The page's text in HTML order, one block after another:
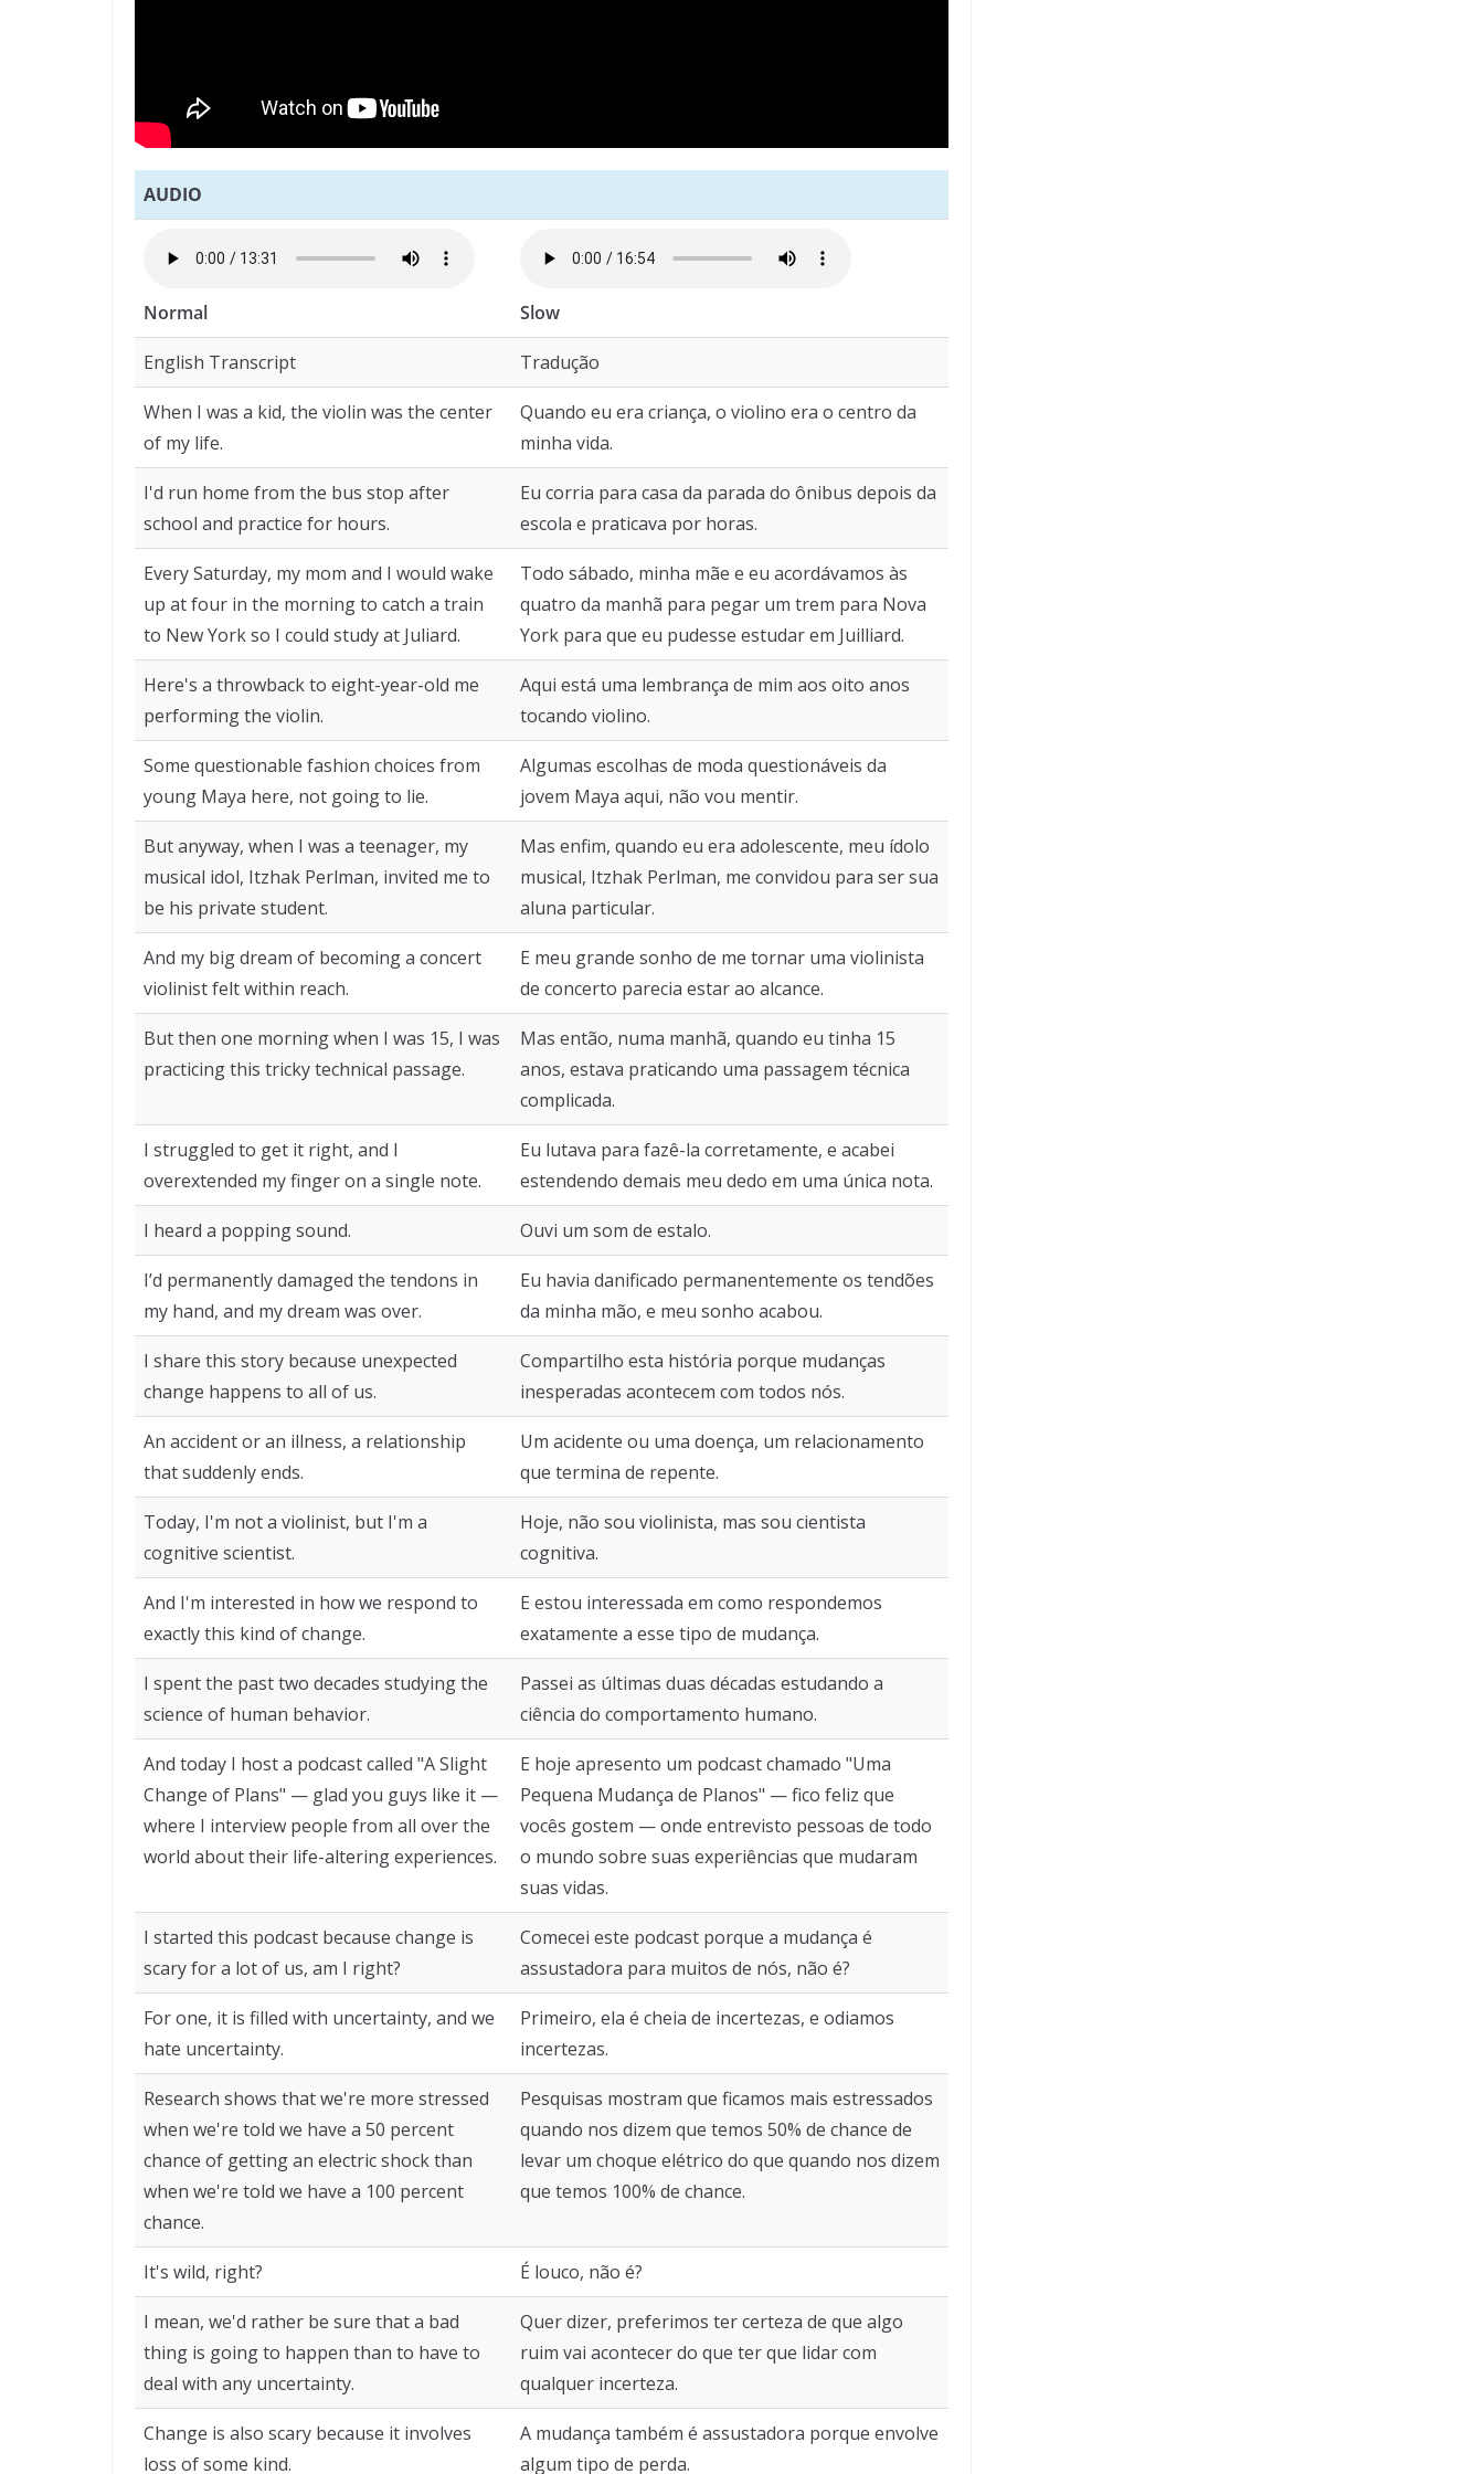
AUDIO
Normal Slow
English Transcript Tradução
When I was a kid, the violin was the center
of my life.
Quando eu era criança, o violino era o centro da
minha vida.
I'd run home from the bus stop after
school and practice for hours.
Eu corria para casa da parada do ônibus depois da
escola e praticava por horas.
Every Saturday, my mom and I would wake
up at four in the morning to catch a train
to New York so I could study at Juliard.
Todo sábado, minha mãe e eu acordávamos às
quatro da manhã para pegar um trem para Nova
York para que eu pudesse estudar em Juilliard.
Here's a throwback to eight-year-old me
performing the violin.
Aqui está uma lembrança de mim aos oito anos
tocando violino.
Some questionable fashion choices from
young Maya here, not going to lie.
Algumas escolhas de moda questionáveis da
jovem Maya aqui, não vou mentir.
But anyway, when I was a teenager, my
musical idol, Itzhak Perlman, invited me to
be his private student.
Mas enfim, quando eu era adolescente, meu ídolo
musical, Itzhak Perlman, me convidou para ser sua
aluna particular.
And my big dream of becoming a concert
violinist felt within reach.
E meu grande sonho de me tornar uma violinista
de concerto parecia estar ao alcance.
But then one morning when I was 15, I was
practicing this tricky technical passage.
Mas então, numa manhã, quando eu tinha 15
anos, estava praticando uma passagem técnica
complicada.
I struggled to get it right, and I
overextended my finger on a single note.
Eu lutava para fazê-la corretamente, e acabei
estendendo demais meu dedo em uma única nota.
I heard a popping sound. Ouvi um som de estalo.
I’d permanently damaged the tendons in
my hand, and my dream was over.
Eu havia danificado permanentemente os tendões
da minha mão, e meu sonho acabou.
I share this story because unexpected
change happens to all of us.
Compartilho esta história porque mudanças
inesperadas acontecem com todos nós.
An accident or an illness, a relationship
that suddenly ends.
Um acidente ou uma doença, um relacionamento
que termina de repente.
Today, I'm not a violinist, but I'm a
cognitive scientist.
Hoje, não sou violinista, mas sou cientista
cognitiva.
And I'm interested in how we respond to
exactly this kind of change.
E estou interessada em como respondemos
exatamente a esse tipo de mudança.
I spent the past two decades studying the
science of human behavior.
Passei as últimas duas décadas estudando a
ciência do comportamento humano.
And today I host a podcast called "A Slight
Change of Plans" — glad you guys like it —
where I interview people from all over the
world about their life-altering experiences.
E hoje apresento um podcast chamado "Uma
Pequena Mudança de Planos" — fico feliz que
vocês gostem — onde entrevisto pessoas de todo
o mundo sobre suas experiências que mudaram
suas vidas.
I started this podcast because change is
scary for a lot of us, am I right?
Comecei este podcast porque a mudança é
assustadora para muitos de nós, não é?
For one, it is filled with uncertainty, and we
hate uncertainty.
Primeiro, ela é cheia de incertezas, e odiamos
incertezas.
Research shows that we're more stressed
when we're told we have a 50 percent
chance of getting an electric shock than
when we're told we have a 100 percent
chance.
Pesquisas mostram que ficamos mais estressados
quando nos dizem que temos 50% de chance de
levar um choque elétrico do que quando nos dizem
que temos 100% de chance.
It's wild, right? É louco, não é?
I mean, we'd rather be sure that a bad
thing is going to happen than to have to
deal with any uncertainty.
Quer dizer, preferimos ter certeza de que algo
ruim vai acontecer do que ter que lidar com
qualquer incerteza.
Change is also scary because it involves
loss of some kind.
A mudança também é assustadora porque envolve
algum tipo de perda.